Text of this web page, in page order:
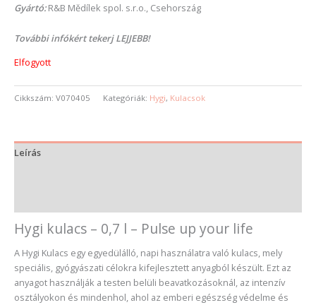
Gyártó:R&B Mědílek spol. s.r.o., Csehország
További infókért tekerj LEJJEBB!
Elfogyott
Cikkszám: V070405 Kategóriák: Hygi, Kulacsok
Leírás
Hygi kulacs – 0,7 l – Pulse up your life
A Hygi Kulacs egy egyedülálló, napi használatra való kulacs, mely
speciális, gyógyászati célokra kifejlesztett anyagból készült. Ezt az
anyagot használják a testen belüli beavatkozásoknál, az intenzív
osztályokon és mindenhol, ahol az emberi egészség védelme és